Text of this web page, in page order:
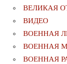
ВЕЛИКАЯ
ВИДЕО
ВОЕННАЯ
ВОЕННАЯ
ВОЕННАЯ